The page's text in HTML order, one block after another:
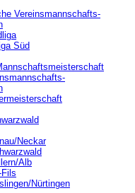
Vereinsmannschafts-
Süd
Neckar
Alb
Nürtingen